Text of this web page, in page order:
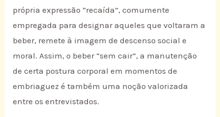
própria expressão “recaída”, comumente
empregada para designar aqueles que voltaram a
beber, remete à imagem de descenso social e
moral. Assim, o beber “sem cair”, a manutenção
de certa postura corporal em momentos de
embriaguez é também uma noção valorizada
entre os entrevistados.